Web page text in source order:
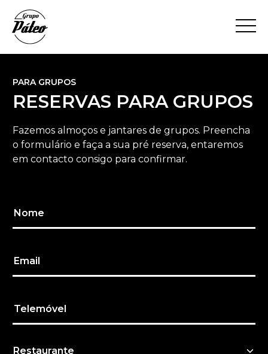
PARA GRUPOS
RESERVAS PARA GRUPOS
Fazemos almoços e jantares de grupos. Preencha
o formulário e faça a sua pré reserva, entaremos
em contacto consigo para confirmar.
Nome
Email
Telemóvel